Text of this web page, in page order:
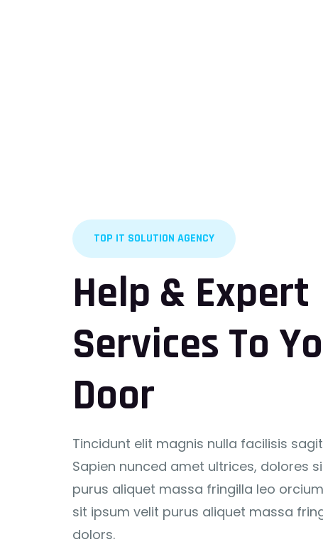
TOP IT SOLUTION AGENCY
Help & Expert
Services To
Door
Tincidunt elit magnis nulla facilisis
Sapien nunced amet ultrices, dolores
purus aliquet massa fringilla leo
sit ipsum velit purus aliquet massa
dolors.